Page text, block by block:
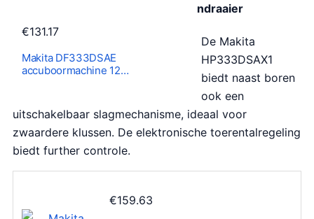
€131.17
Makita DF333DSAE
accuboormachine 12…
ndraaier
De Makita
HP333DSAX1
biedt naast boren
ook een
uitschakelbaar slagmechanisme, ideaal voor
zwaardere klussen. De elektronische toerentalregeling
biedt further controle.
€159.63